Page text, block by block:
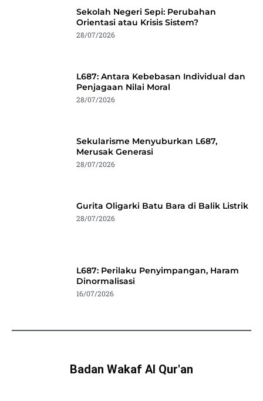
Sekolah Negeri Sepi: Perubahan
Orientasi atau Krisis Sistem?
28/07/2026
L687: Antara Kebebasan Individual dan
Penjagaan Nilai Moral
28/07/2026
Sekularisme Menyuburkan L687,
Merusak Generasi
28/07/2026
Gurita Oligarki Batu Bara di Balik Listrik
28/07/2026
L687: Perilaku Penyimpangan, Haram
Dinormalisasi
16/07/2026
Badan Wakaf Al Qur'an